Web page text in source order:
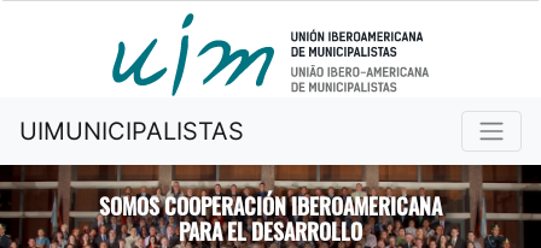
UIMUNICIPALISTAS
SOMOS COOPERACIÓN IBEROAMERICANA
PARA EL DESARROLLO